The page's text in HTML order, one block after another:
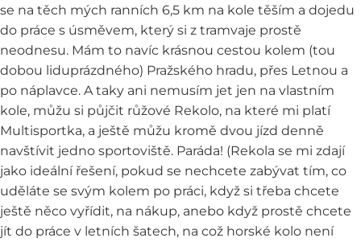
se na těch mých ranních 6,5 km na kole těším a dojedu
do práce s úsměvem, který si z tramvaje prostě
neodnesu. Mám to navíc krásnou cestou kolem (tou
dobou liduprázdného) Pražského hradu, přes Letnou a
po náplavce. A taky ani nemusím jet jen na vlastním
kole, můžu si půjčit růžové Rekolo, na které mi platí
Multisportka, a ještě můžu kromě dvou jízd denně
navštívit jedno sportoviště. Paráda! (Rekola se mi zdají
jako ideální řešení, pokud se nechcete zabývat tím, co
uděláte se svým kolem po práci, když si třeba chcete
ještě něco vyřídit, na nákup, anebo když prostě chcete
jít do práce v letních šatech, na což horské kolo není